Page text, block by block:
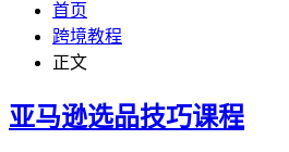
首页
跨境教程
正文
亚马逊选品技巧课程